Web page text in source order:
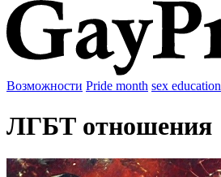
Возможности Pride month sex education
ЛГБТ отношения